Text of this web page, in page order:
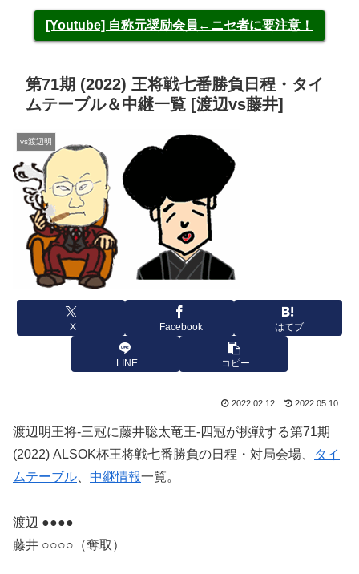
[Youtube] 自称元奨励会員←ニセ者に要注意！
第71期 (2022) 王将戦七番勝負日程・タイ
ムテーブル＆中継一覧 [渡辺vs藤井]
vs渡辺明
X Facebook はてブ
LINE コピー
2022.02.12 2022.05.10
渡辺明王将-三冠に藤井聡太竜王-四冠が挑戦する第71期
(2022) ALSOK杯王将戦七番勝負の日程・対局会場、
タイ
ムテーブル
中継情報一覧。
渡辺 ●●●●
藤井 ○○○○（奪取）